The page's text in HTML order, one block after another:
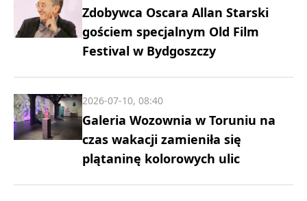
Zdobywca Oscara Allan Starski
gościem specjalnym Old Film
Festival w Bydgoszczy
Galeria Wozownia w Toruniu na
czas wakacji zamieniła się
plątaninę kolorowych ulic
2026-07-10, 08:40